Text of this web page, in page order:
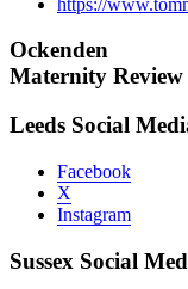
Ockenden
Maternity Review
Leeds Social
Facebook
X
Instagram
Sussex Social